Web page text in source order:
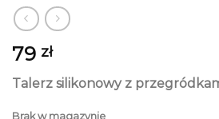
79 zł
Talerz silikonowy z
Brak w magazynie